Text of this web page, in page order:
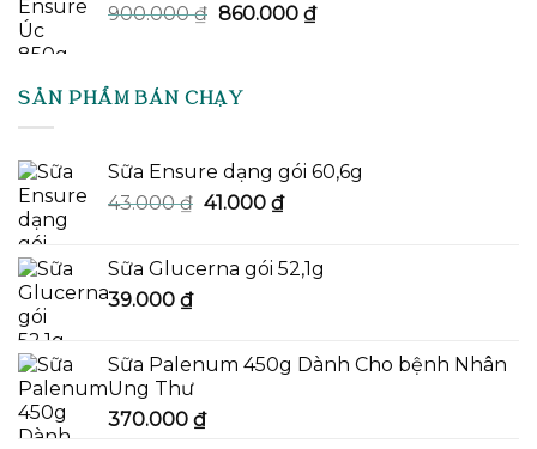
900.000₫ Giá
900.000 ₫.
860.000 ₫Giá
SẢN PHẨM BÁN CHẠY
Sữa Ensure dạng gói 60,6g
43.000₫ Giá
43.000 ₫.
41.000 ₫Giá
là:
Sữa Glucerna gói 52,1g
39.000 ₫
Sữa Palenum 450g Dành Cho bệnh Nhân
Ung Thư
370.000 ₫